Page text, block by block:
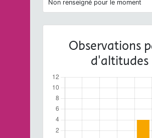
Non renseigné pour le moment
Observations
d'altitudes